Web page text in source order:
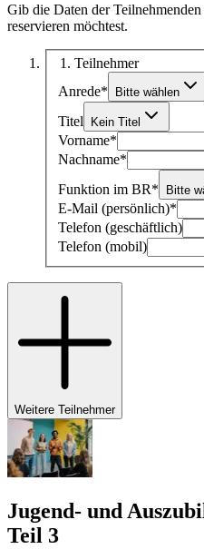
Gib die Daten der
reservieren möchtest.
1 . Teilnehmer
Anrede* Bitte wählen
Titel Kein Titel
Vorname*
Nachname*
Funktion im BR* Bitte
E-Mail (persönlich)*
Telefon (geschäftlich)
Telefon (mobil)
Weitere Teilnehmer
Jugend- und
Teil 3